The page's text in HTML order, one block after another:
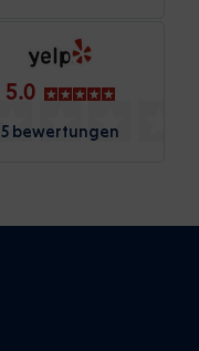
5.0
5 bewertungen